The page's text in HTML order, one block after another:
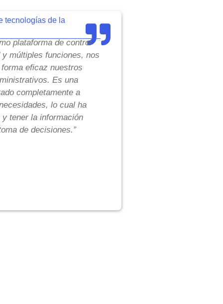
tecnologías de la
plataforma de control
múltiples funciones, nos
eficaz nuestros
Es una
completamente a
lo cual ha
tener la información
de decisiones.”